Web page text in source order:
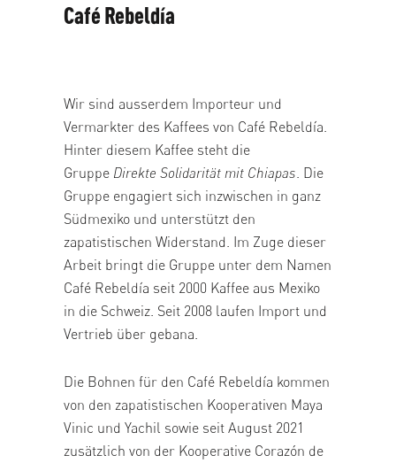
Café Rebeldía
Wir sind ausserdem Importeur und
Vermarkter des Kaffees von Café Rebeldía.
Hinter diesem Kaffee steht die
Gruppe Direkte Solidarität mit Chiapas . Die
Gruppe engagiert sich inzwischen in ganz
Südmexiko und unterstützt den
zapatistischen Widerstand. Im Zuge dieser
Arbeit bringt die Gruppe unter dem Namen
Café Rebeldía seit 2000 Kaffee aus Mexiko
in die Schweiz. Seit 2008 laufen Import und
Vertrieb über gebana.
Die Bohnen für den Café Rebeldía kommen
von den zapatistischen Kooperativen Maya
Vinic und Yachil sowie seit August 2021
zusätzlich von der Kooperative Corazón de